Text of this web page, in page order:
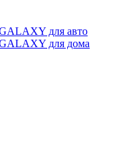
для авто
для дома